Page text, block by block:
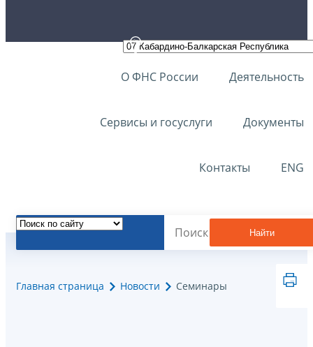
О ФНС России Деятельность
Сервисы и госуслуги Документы
Контакты ENG
Найти
Главная страница Новости Семинары